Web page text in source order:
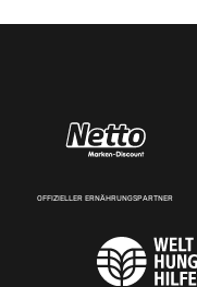
OFFIZIELLER ERNÄHRUNGSPARTNER